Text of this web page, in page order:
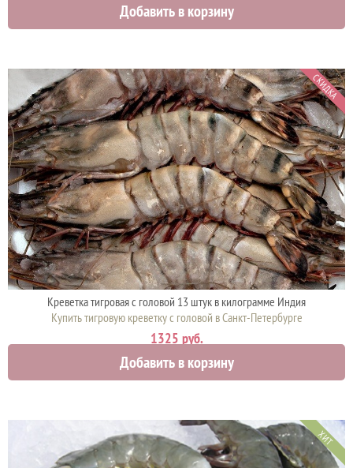
1795 руб.
Добавить в корзину
СКИДКА
Креветка тигровая с головой 13 штук в килограмме Индия
Купить тигровую креветку с головой в Санкт-Петербурге
1325 руб.
Добавить в корзину
ХИТ